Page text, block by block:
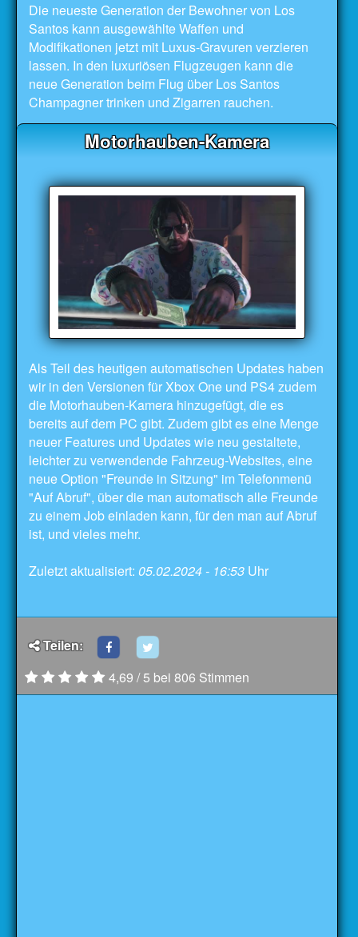
Die neueste Generation der Bewohner von Los
Santos kann ausgewählte Waffen und
Modifikationen jetzt mit Luxus-Gravuren verzieren
lassen. In den luxuriösen Flugzeugen kann die
neue Generation beim Flug über Los Santos
Champagner trinken und Zigarren rauchen.
Motorhauben-Kamera
Als Teil des heutigen automatischen Updates haben
wir in den Versionen für Xbox One und PS4 zudem
die Motorhauben-Kamera hinzugefügt, die es
bereits auf dem PC gibt. Zudem gibt es eine Menge
neuer Features und Updates wie neu gestaltete,
leichter zu verwendende Fahrzeug-Websites, eine
neue Option "Freunde in Sitzung" im Telefonmenü
"Auf Abruf", über die man automatisch alle Freunde
zu einem Job einladen kann, für den man auf Abruf
ist, und vieles mehr.
Zuletzt aktualisiert: 05.02.2024 - 16:53 Uhr
Teilen:
4,69 / 5 bei 806 Stimmen